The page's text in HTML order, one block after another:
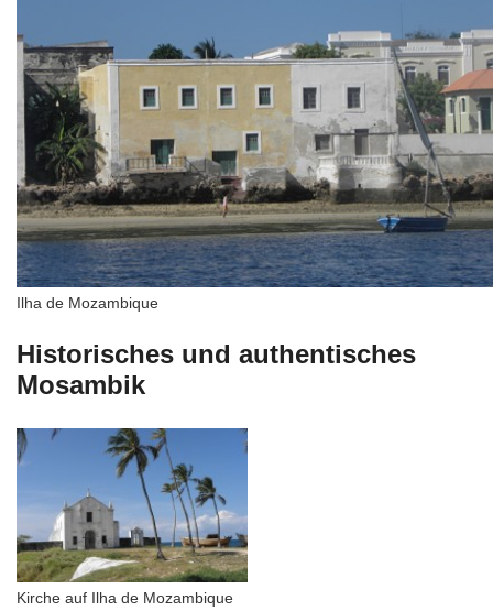
Ilha de Mozambique
Historisches und authentisches
Mosambik
Kirche auf Ilha de Mozambique